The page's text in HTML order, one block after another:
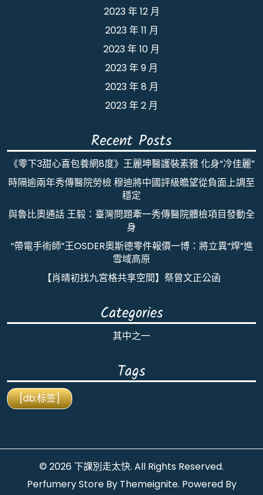
2023 年 12 月
2023 年 11 月
2023 年 10 月
2023 年 9 月
2023 年 8 月
2023 年 2 月
Recent Posts
《零下3甜心喜包養網8度》王麗坤醫護裝素雅 化身“冷佳麗”
時隔逾兩年秀傳醫院勞檢 穆迪將中國評級瞻望從負面上調至
穩定
與魯比奧通話 王毅：臺灣問題牽一秀傳醫院體檢項目發動全
身
“帶電手術師”王OSDER奧斯德零件報價一博：將立異“焊”進
雪域高原
【肖晴初找九宮格共享空間】祭曾文正公函
Categories
其中之一
Tags
[db:标签]
© 2026下課別走太快. All Rights Reserved.
Perfumery Store By Themeignite. Powered By